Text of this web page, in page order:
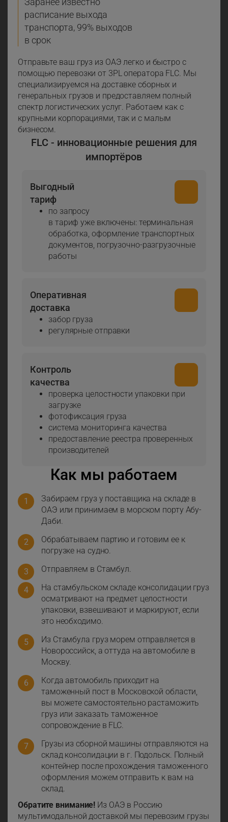
расписание выхода
транспорта, 99% выходов
в срок
Отправьте ваш груз из ОАЭ легко и быстро с
помощью перевозки от 3PL оператора FLС. Мы
специализируемся на доставке сборных и
генеральных грузов и предоставляем полный
спектр логистических услуг. Работаем как с
крупными корпорациями, так и с малым
бизнесом.
FLC - инновационные решения для
импортёров
Выгодный
тариф
по запросу
в тариф уже включены: терминальная
обработка, оформление транспортных
документов, погрузочно-разгрузочные
работы
Оперативная
доставка
забор груза
регулярные отправки
Контроль
качества
проверка целостности упаковки при
загрузке
фотофиксация груза
система мониторинга качества
предоставление реестра проверенных
производителей
Как мы работаем
Забираем груз у поставщика на складе в
ОАЭ или принимаем в морском порту Абу-
Даби.
Обрабатываем партию и готовим ее к
погрузке на судно.
Отправляем в Стамбул.
На стамбульском складе консолидации груз
осматривают на предмет целостности
упаковки, взвешивают и маркируют, если
это необходимо.
Из Стамбула груз морем отправляется в
Новороссийск, а оттуда на автомобиле в
Москву.
Когда автомобиль приходит на
таможенный пост в Московской области,
вы можете самостоятельно растаможить
груз или заказать таможенное
сопровождение в FLC.
Грузы из сборной машины отправляются на
склад консолидации в г. Подольск. Полный
контейнер после прохождения таможенного
оформления можем отправить к вам на
склад.
Обратите внимание! Из ОАЭ в Россию
мультимодальной доставкой мы перевозим грузы